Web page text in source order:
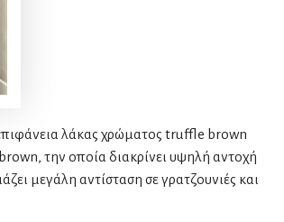
λάκας χρώματος truffle brown
την οποία διακρίνει υψηλή αντοχή
μεγάλη αντίσταση σε γρατζουνιές και